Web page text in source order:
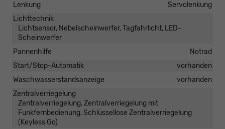
Lenkung
Servolenkung
Lichttechnik
Lichtsensor, Nebelscheinwerfer, Tagfahrlicht, LED-
Scheinwerfer
Pannenhilfe
Notrad
Start/Stop-Automatik
vorhanden
Waschwasserstandsanzeige
vorhanden
Zentralverriegelung
Zentralverriegelung, Zentralverriegelung mit
Funkfernbedienung, Schlüssellose Zentralverriegelung
(Keyless Go)